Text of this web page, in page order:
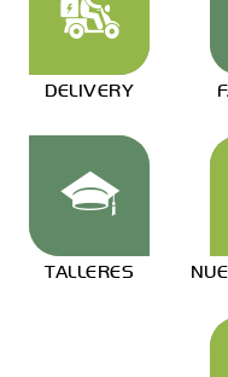
DELIVERY
TALLERES